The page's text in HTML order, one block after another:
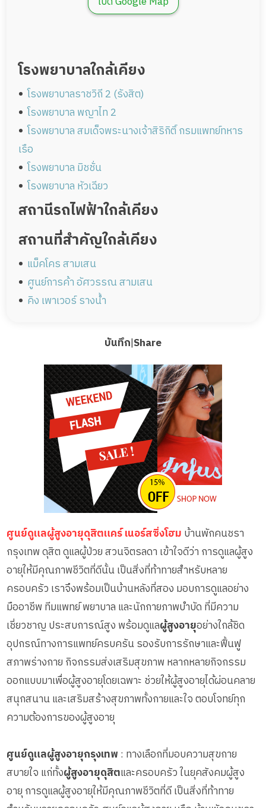
โรงพยาบาลใกล้เคียง
โรงพยาบาลราชวิถี 2 (รังสิต)
โรงพยาบาล พญาไท 2
โรงพยาบาล สมเด็จพระนางเจ้าสิริกิติ์ กรมแพทย์ทหาร
เรือ
โรงพยาบาล มิชชั่น
โรงพยาบาล หัวเฉียว
สถานีรถไฟฟ้าใกล้เคียง
สถานที่สำคัญใกล้เคียง
แม็คโคร สามเสน
ศูนย์การค้า อัศวรรณ สามเสน
คิง เพาเวอร์ รางน้ำ
บันทึก|Share
ศูนย์ดูแลผู้สูงอายุดุสิตแคร์ เนอร์สซิ่งโฮม บ้านพักคนชรา
กรุงเทพ ดุสิต ดูแลผู้ป่วย สวนจิตรลดา เข้าใจดีว่า การดูแลผู้สูง
อายุให้มีคุณภาพชีวิตที่ดีนั้น เป็นสิ่งที่ท้าทายสำหรับหลาย
ครอบครัว เราจึงพร้อมเป็นบ้านหลังที่สอง มอบการดูแลอย่าง
มืออาชีพ ทีมแพทย์ พยาบาล และนักกายภาพบำบัด ที่มีความ
เชี่ยวชาญ ประสบการณ์สูง พร้อมดูแลผู้สูงอายุอย่างใกล้ชิด
อุปกรณ์ทางการแพทย์ครบครัน รองรับการรักษาและฟื้นฟู
สภาพร่างกาย กิจกรรมส่งเสริมสุขภาพ หลากหลายกิจกรรม
ออกแบบมาเพื่อผู้สูงอายุโดยเฉพาะ ช่วยให้ผู้สูงอายุได้ผ่อนคลาย
สนุกสนาน และเสริมสร้างสุขภาพทั้งกายและใจ ตอบโจทย์ทุก
ความต้องการของผู้สูงอายุ
ศูนย์ดูแลผู้สูงอายุกรุงเทพ : ทางเลือกที่มอบความสุขกาย
สบายใจ แก่ทั้งผู้สูงอายุดุสิตและครอบครัว ในยุคสังคมผู้สูง
อายุ การดูแลผู้สูงอายุให้มีคุณภาพชีวิตที่ดี เป็นสิ่งที่ท้าทาย